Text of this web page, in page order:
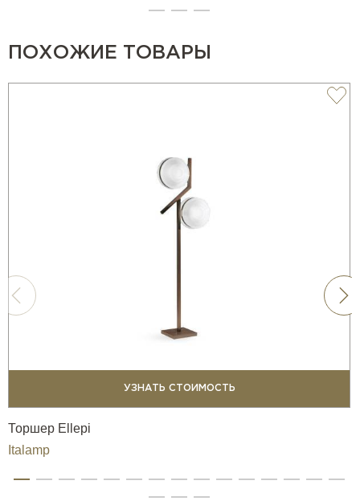
ПОХОЖИЕ ТОВАРЫ
УЗНАТЬ СТОИМОСТЬ
Торшер Ellepi
Italamp